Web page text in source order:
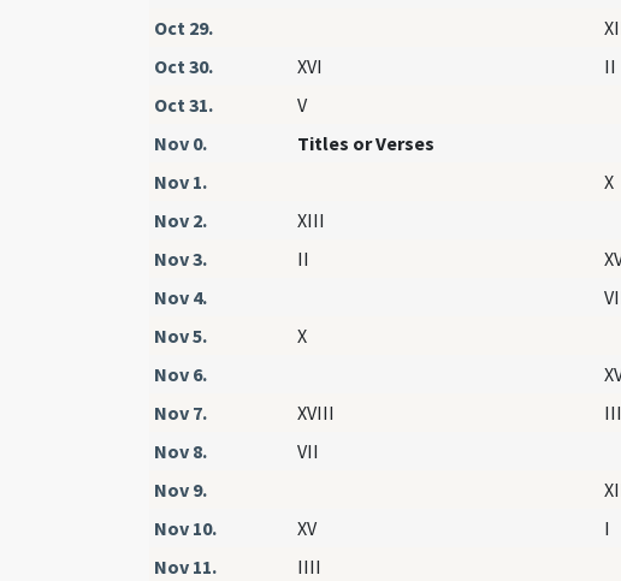
Oct 29.
Oct 30.
XVI II
Oct 31.
V
Nov 0.
Titles or Verses
Nov 1.
X
Nov 2.
XIII
Nov 3.
II
Nov 4.
Nov 5.
X
Nov 6.
Nov 7.
XVIII
Nov 8.
VII
Nov 9.
Nov 10.
XV I
Nov 11.
IIII